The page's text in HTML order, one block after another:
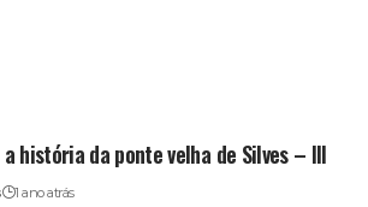
história da ponte velha de Silves – III
1 ano atrás